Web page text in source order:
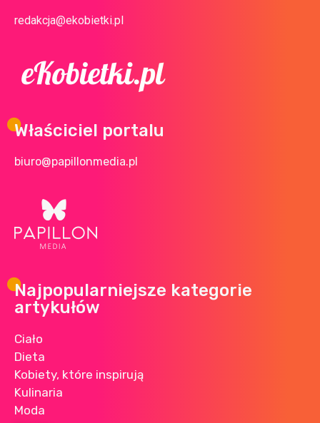
redakcja@ekobietki.pl
Właściciel portalu
biuro@papillonmedia.pl
Najpopularniejsze kategorie
artykułów
Ciało
Dieta
Kobiety, które inspirują
Kulinaria
Moda